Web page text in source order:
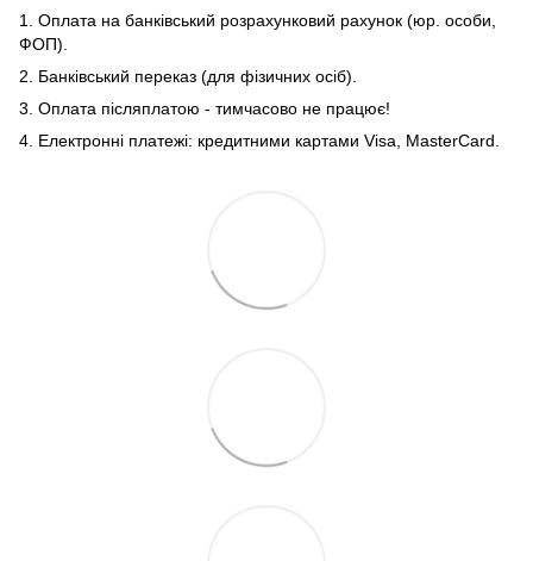
1. Оплата на банківський розрахунковий рахунок (юр. особи,
ФОП).
2. Банківський переказ (для фізичних осіб).
3. Оплата післяплатою - тимчасово не працює!
4. Електронні платежі: кредитними картами Visa, MasterCard.